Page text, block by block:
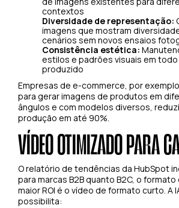
contextos
Diversidade de representação:
imagens que mostram
cenários sem novos ensaios
Consistência estética:
estilos e padrões visuais em
produzido
Empresas de e-commerce, por
para gerar imagens de produtos em
ângulos e com modelos diversos,
produção em até 90%.
VÍDEO OTIMIZADO PARA
O relatório de tendências da HubSpot
para marcas B2B quanto B2C, o
maior ROI é o vídeo de formato curto. A
possibilita: